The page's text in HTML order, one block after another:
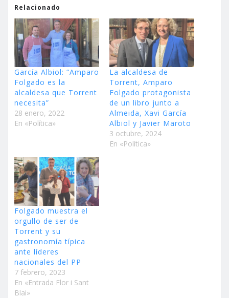
Relacionado
García Albiol: “Amparo
Folgado es la
alcaldesa que Torrent
necesita”
28 enero, 2022
En «Política»
La alcaldesa de
Torrent, Amparo
Folgado protagonista
de un libro junto a
Almeida, Xavi García
Albiol y Javier Maroto
3 octubre, 2024
En «Política»
Folgado muestra el
orgullo de ser de
Torrent y su
gastronomía típica
ante líderes
nacionales del PP
7 febrero, 2023
En «Entrada Flor i Sant
Blai»